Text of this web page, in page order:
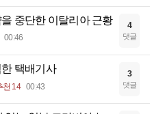
중단한 이탈리아 근황
00:46
4
댓글
택배기사
천 14 00:43
3
댓글